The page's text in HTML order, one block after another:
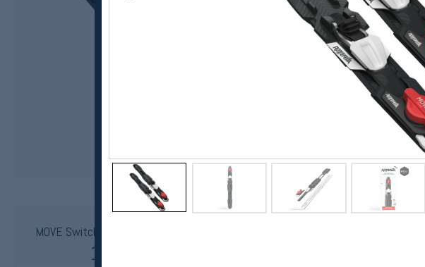
Rottefella
MOVE Switch Kit for NIS 3.0 classic langrennsbindinger
1649,-